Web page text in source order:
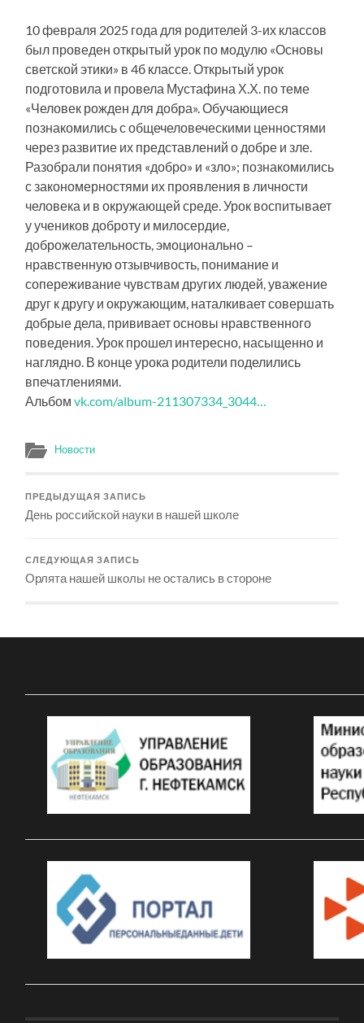
10 февраля 2025 года для родителей 3-их классов
был проведен открытый урок по модулю «Основы
светской этики» в 4б классе. Открытый урок
подготовила и провела Мустафина Х.Х. по теме
«Человек рожден для добра». Обучающиеся
познакомились с общечеловеческими ценностями
через развитие их представлений о добре и зле.
Разобрали понятия «добро» и «зло»; познакомились
с закономерностями их проявления в личности
человека и в окружающей среде. Урок воспитывает
у учеников доброту и милосердие,
доброжелательность, эмоционально –
нравственную отзывчивость, понимание и
сопереживание чувствам других людей, уважение
друг к другу и окружающим, наталкивает совершать
добрые дела, прививает основы нравственного
поведения. Урок прошел интересно, насыщенно и
наглядно. В конце урока родители поделились
впечатлениями.
Альбомvk.com/album-211307334_3044…
Новости
ПРЕДЫДУЩАЯ ЗАПИСЬ
День российской науки в нашей школе
СЛЕДУЮЩАЯ ЗАПИСЬ
Орлята нашей школы не остались в стороне